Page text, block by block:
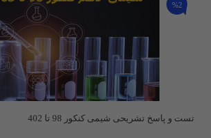
%2
تست و پاسخ تشریحی شیمی کنکور 98 تا 402